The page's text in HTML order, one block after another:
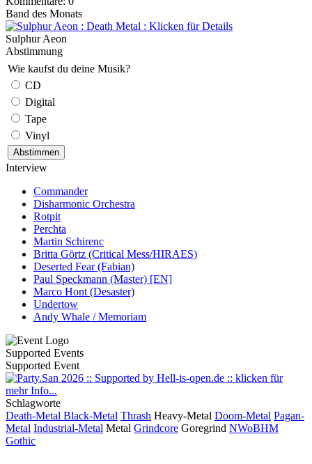
Band des Monats
Sulphur Aeon
Abstimmung
Wie kaufst du deine Musik?
CD
Digital
Tape
Vinyl
Interview
Commander
Disharmonic Orchestra
Rotpit
Perchta
Martin Schirenc
Britta Görtz (Critical Mess/HIRAES)
Deserted Fear (Fabian)
Paul Speckmann (Master) [EN]
Marco Hont (Desaster)
Undertow
Andy Whale / Memoriam
Supported Events
Supported Event
Schlagworte
Death-Metal Black-Metal Thrash Heavy-Metal Doom-Metal Pagan-
Metal Industrial-Metal Metal Grindcore Goregrind NWoBHM
Gothic